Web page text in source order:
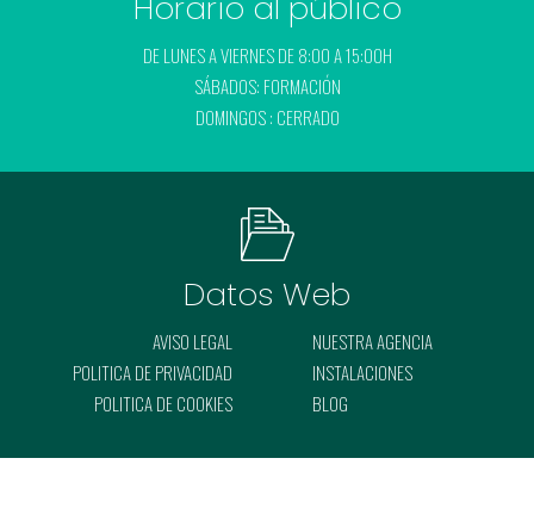
Horario al público
DE LUNES A VIERNES DE 8:00 A 15:00H
SÁBADOS: FORMACIÓN
DOMINGOS : CERRADO
Datos Web
AVISO LEGAL
POLITICA DE PRIVACIDAD
POLITICA DE COOKIES
NUESTRA AGENCIA
INSTALACIONES
BLOG